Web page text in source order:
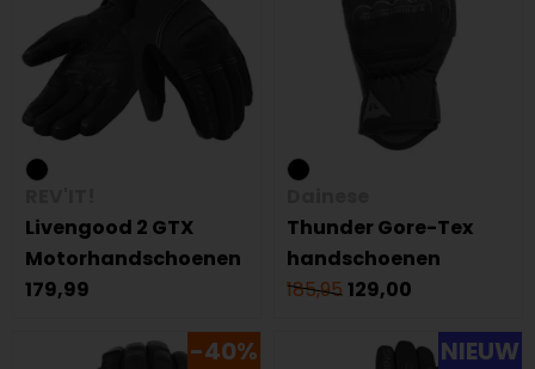
Livengood 2 GTX
Motorhandschoenen
179,99
Thunder Gore-Tex
handschoenen
185,95 129,00
-40% NIEUW